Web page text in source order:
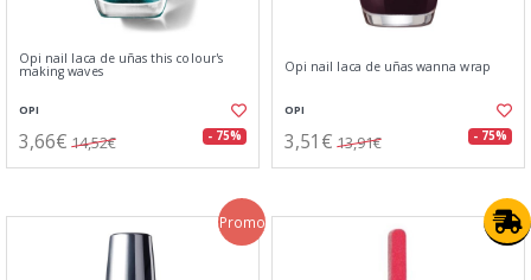
Opi nail laca de uñas this colour's
making waves
OPI
3,66€ 14,52€ - 75%
Opi nail laca de uñas wanna wrap
OPI
3,51€ 13,91€ - 75%
Promo